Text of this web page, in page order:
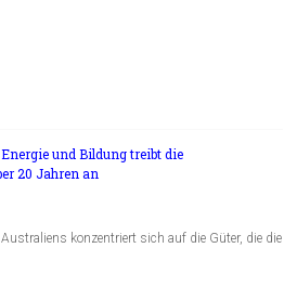
und Bildung treibt die
20 Jahren an
konzentriert sich auf die Güter, die die